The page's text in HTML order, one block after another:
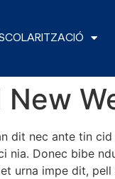
New
dit nec ante tin
nia. Donec bibe
urna impe dit,